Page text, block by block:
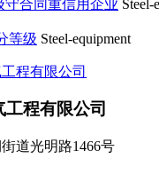
守合同重信用企业 Steel-
等级 Steel-equipment
程有限公司
道光明路1466号